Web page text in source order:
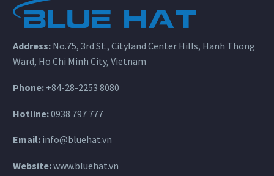
Address: No.75, 3rd St., Cityland Center Hills, Hanh Thong
Ward, Ho Chi Minh City, Vietnam
Phone: +84-28-2253 8080
Hotline:0938 797 777
Email: info@bluehat.vn
Website:www.bluehat.vn